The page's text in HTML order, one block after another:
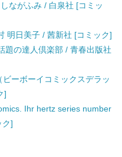
ながふみ / 白泉社 [コミッ
明日美子 / 茜新社 [コミック]
題の達人倶楽部 / 青春出版社
ーボーイコミックスデラッ
]
Ihr hertz series number
ク]